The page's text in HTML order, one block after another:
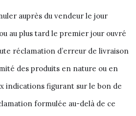
auprès du vendeur le jour
au plus tard le premier jour ouvré
réclamation d’erreur de livraison
des produits en nature ou en
indications figurant sur le bon de
formulée au-delà de ce